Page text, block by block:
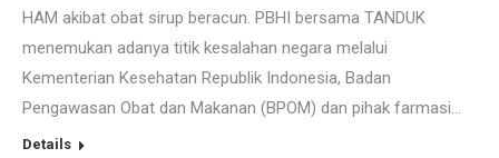
HAM akibat obat sirup beracun. PBHI bersama TANDUK
menemukan adanya titik kesalahan negara melalui
Kementerian Kesehatan Republik Indonesia, Badan
Pengawasan Obat dan Makanan (BPOM) dan pihak farmasi…
Details